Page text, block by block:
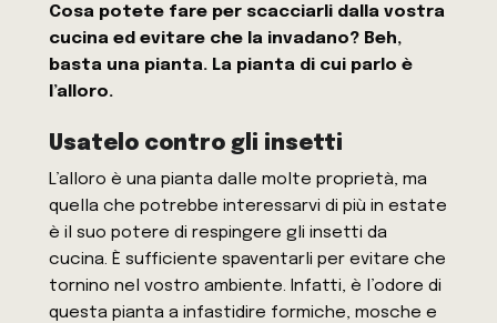
Cosa potete fare per scacciarli dalla vostra
cucina ed evitare che la invadano? Beh,
basta una pianta. La pianta di cui parlo è
l’alloro.
Usatelo contro gli insetti
L’alloro è una pianta dalle molte proprietà, ma
quella che potrebbe interessarvi di più in estate
è il suo potere di respingere gli insetti da
cucina. È sufficiente spaventarli per evitare che
tornino nel vostro ambiente. Infatti, è l’odore di
questa pianta a infastidire formiche, mosche e